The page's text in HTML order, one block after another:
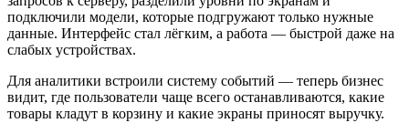
подключили модели, которые подгружают только нужные
данные. Интерфейс стал лёгким, а работа — быстрой даже на
слабых устройствах.
Для аналитики встроили систему событий — теперь бизнес
видит, где пользователи чаще всего останавливаются, какие
товары кладут в корзину и какие экраны приносят выручку.